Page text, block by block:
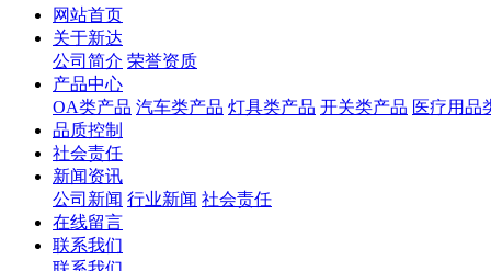
网站首页
关于新达
公司简介 荣誉资质
产品中心
OA类产品 汽车类产品 灯具类产品 开关类产品 医疗用品
品质控制
社会责任
新闻资讯
公司新闻 行业新闻 社会责任
在线留言
联系我们